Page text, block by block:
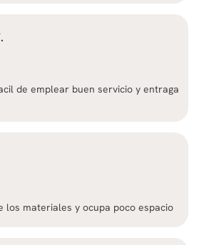
de emplear buen servicio y entraga
los materiales y ocupa poco espacio